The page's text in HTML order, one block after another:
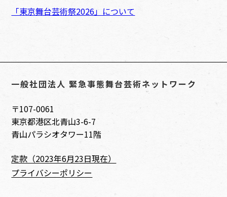
「東京舞台芸術祭2026」について
一般社団法人 緊急事態舞台芸術ネットワーク
〒107-0061
東京都港区北青山3-6-7
青山パラシオタワー11階
定款（2023年6月23日現在）
プライバシーポリシー